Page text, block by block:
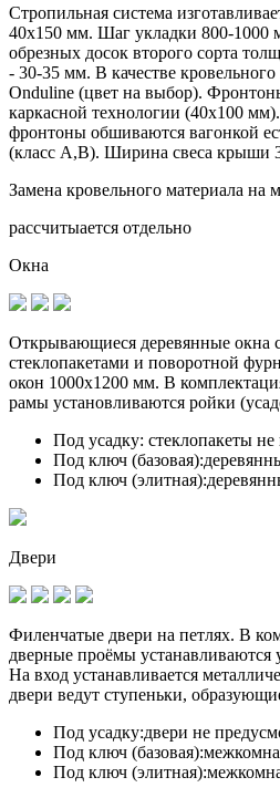
Стропильная система
40х150 мм. Шаг укладки 800-1000
обрезных досок второго сорта
- 30-35 мм. В качестве
Onduline (цвет на выбор).
каркасной технологии (40х100
фронтоны обшиваются вагонкой
(класс А,В). Ширина свеса крыши
Замена кровельного материала на
рассчитыается отдельно
Окна
Открывающиеся деревянные окна
стеклопакетами и поворотной
окон 1000х1200 мм. В
рамы установливаются ройки
Под усадку: стеклопакеты
Под ключ (базовая):
Под ключ (элитная):
Двери
Филенчатые двери на петлях. В
дверные проёмы устанавливаются
На вход устанавливается
двери ведут ступеньки,
Под усадку:двери не
Под ключ (базовая):
Под ключ (элитная):